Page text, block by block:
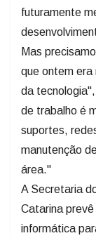
futuramente
Mas
que ontem era
da
de trabalho é
suportes,
manutenção
área."
A Secretaria
Catarina
informática